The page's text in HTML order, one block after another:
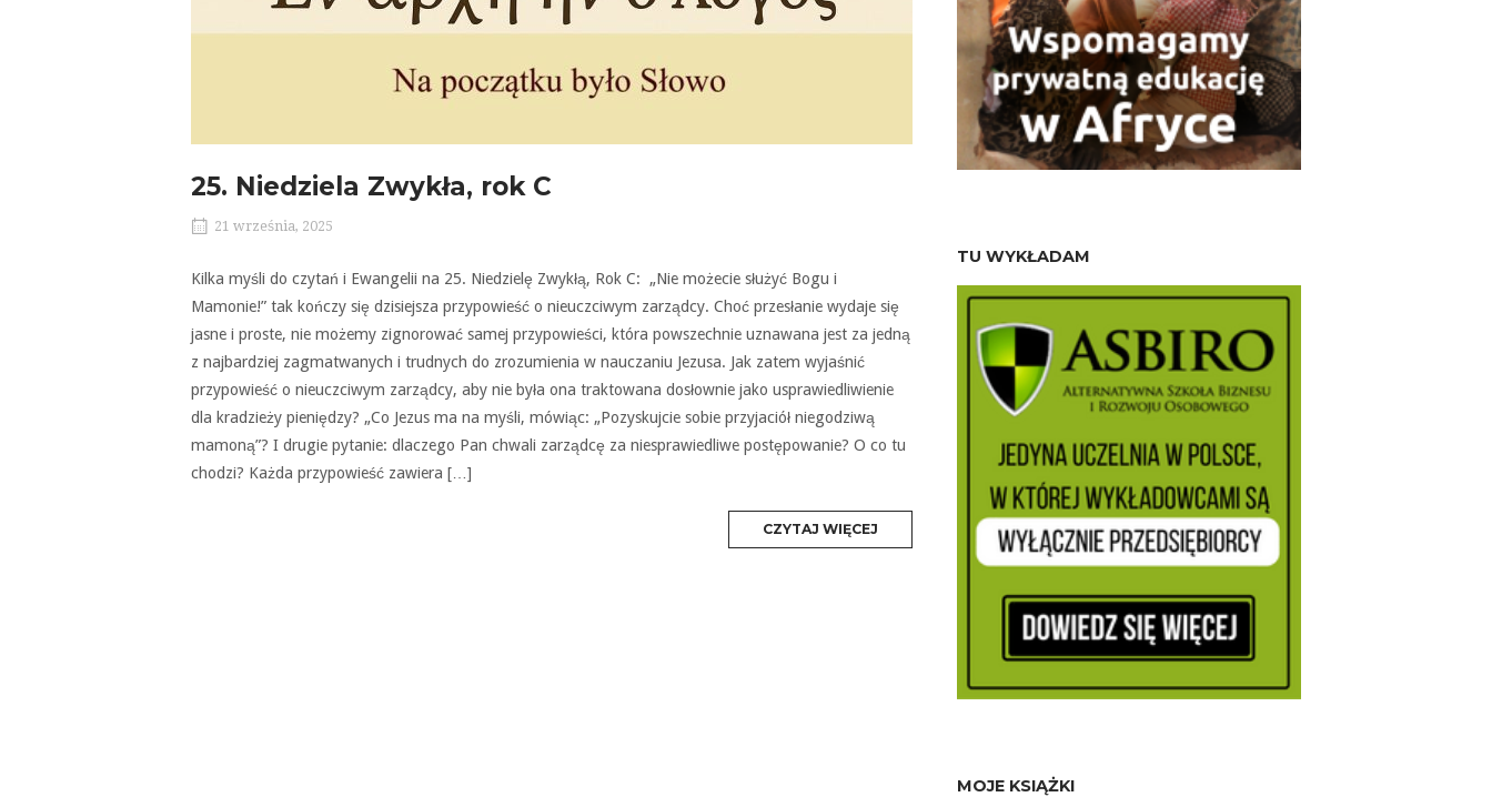
25. Niedziela Zwykła, rok C
21 września, 2025
Kilka myśli do czytań i Ewangelii na 25. Niedzielę Zwykłą, Rok C: „Nie możecie służyć Bogu i
Mamonie!” tak kończy się dzisiejsza przypowieść o nieuczciwym zarządcy. Choć przesłanie wydaje się
jasne i proste, nie możemy zignorować samej przypowieści, która powszechnie uznawana jest za jedną
z najbardziej zagmatwanych i trudnych do zrozumienia w nauczaniu Jezusa. Jak zatem wyjaśnić
przypowieść o nieuczciwym zarządcy, aby nie była ona traktowana dosłownie jako usprawiedliwienie
dla kradzieży pieniędzy? „Co Jezus ma na myśli, mówiąc: „Pozyskujcie sobie przyjaciół niegodziwą
mamoną”? I drugie pytanie: dlaczego Pan chwali zarządcę za niesprawiedliwe postępowanie? O co tu
chodzi? Każda przypowieść zawiera […]
CZYTAJ WIĘCEJ
TU WYKŁADAM
MOJE KSIĄŻKI